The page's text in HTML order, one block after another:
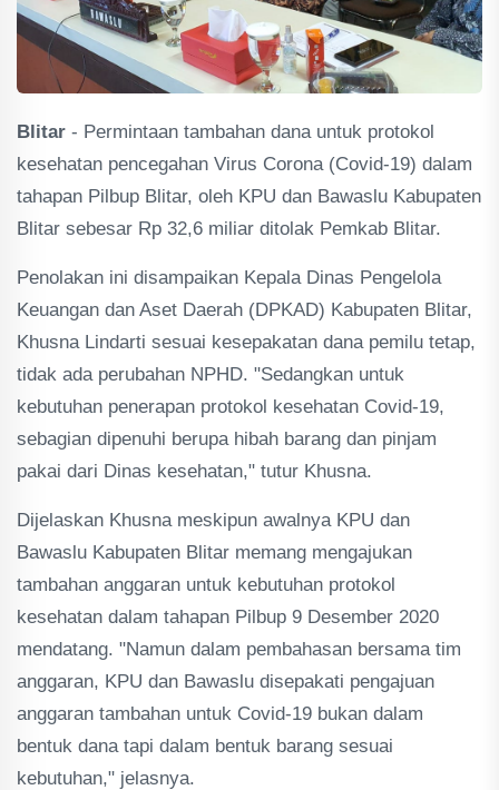
Blitar - Permintaan tambahan dana untuk protokol
kesehatan pencegahan Virus Corona (Covid-19) dalam
tahapan Pilbup Blitar, oleh KPU dan Bawaslu Kabupaten
Blitar sebesar Rp 32,6 miliar ditolak Pemkab Blitar.
Penolakan ini disampaikan Kepala Dinas Pengelola
Keuangan dan Aset Daerah (DPKAD) Kabupaten Blitar,
Khusna Lindarti sesuai kesepakatan dana pemilu tetap,
tidak ada perubahan NPHD. "Sedangkan untuk
kebutuhan penerapan protokol kesehatan Covid-19,
sebagian dipenuhi berupa hibah barang dan pinjam
pakai dari Dinas kesehatan," tutur Khusna.
Dijelaskan Khusna meskipun awalnya KPU dan
Bawaslu Kabupaten Blitar memang mengajukan
tambahan anggaran untuk kebutuhan protokol
kesehatan dalam tahapan Pilbup 9 Desember 2020
mendatang. "Namun dalam pembahasan bersama tim
anggaran, KPU dan Bawaslu disepakati pengajuan
anggaran tambahan untuk Covid-19 bukan dalam
bentuk dana tapi dalam bentuk barang sesuai
kebutuhan," jelasnya.